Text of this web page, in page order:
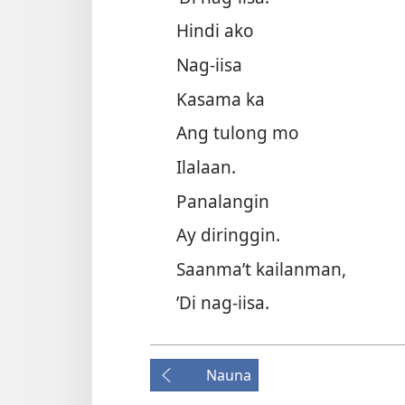
Hindi ako
Nag-iisa
Kasama ka
Ang tulong mo
Ilalaan.
Panalangin
Ay diringgin.
Saanma’t kailanman,
’Di nag-iisa.
Nauna